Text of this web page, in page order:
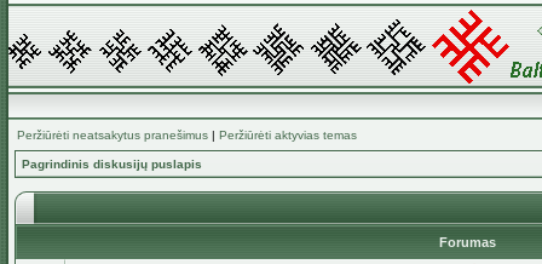
Peržiūrėti neatsakytus pranešimus | Peržiūrėti aktyvias temas
Pagrindinis diskusijų puslapis
Forumas